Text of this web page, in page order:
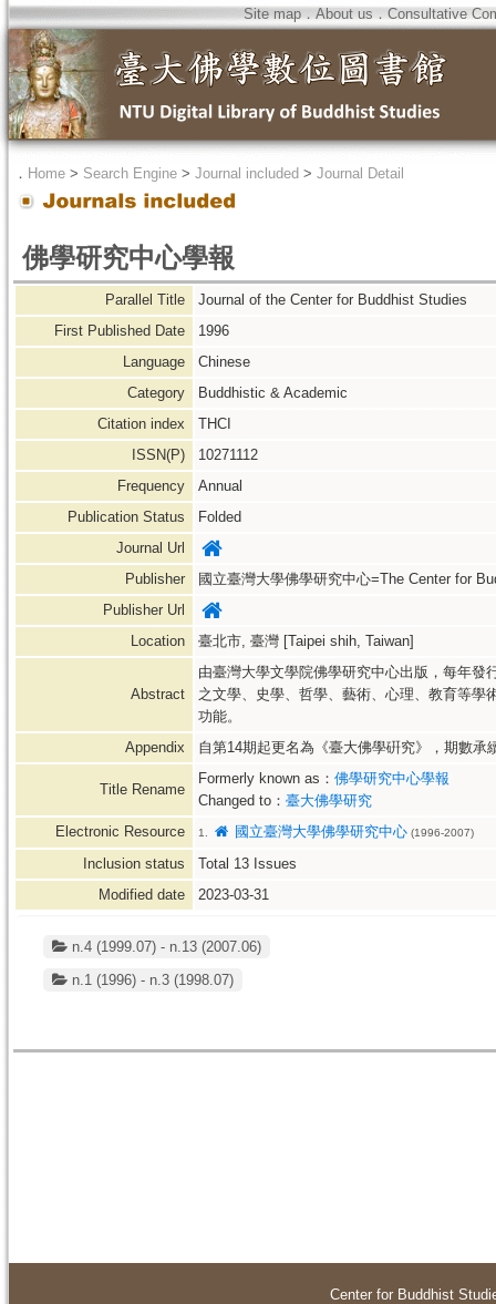
Site map．About us ． Consultative
． Home > Search Engine > Journal included > Journal Detail
佛學研究中心學報
Parallel Title
Journal of the Center for Buddhist Studies
First Published Date
1996
Language
Chinese
Category
Buddhistic & Academic
Citation index
THCI
ISSN(P)
10271112
Frequency
Annual
Publication Status
Folded
Journal Url
Publisher
國立臺灣大學佛學研究中心=The Center for
Publisher Url
Location
臺北市, 臺灣 [Taipei shih, Taiwan]
Abstract
由臺灣大學文學院佛學研究中心出版，每年
之文學、史學、哲學、藝術、心理、教育等學
功能。
Appendix
自第14期起更名為《臺大佛學硏究》，期數承
Title Rename
Formerly known as： 佛學研究中心學報
Changed to： 臺大佛學研究
Electronic Resource
1. 國立臺灣大學佛學研究中心 (1996-2007)
Inclusion status Total 13 Issues
Modified date
2023-03-31
n.4 (1999.07) - n.13 (2007.06)
n.1 (1996) - n.3 (1998.07)
Center for Buddhist